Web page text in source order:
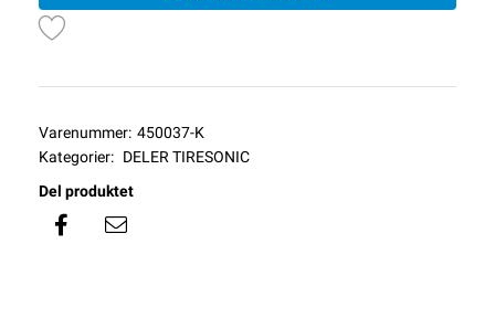
Varenummer: 450037-K
Kategorier: DELER TIRESONIC
Del produktet